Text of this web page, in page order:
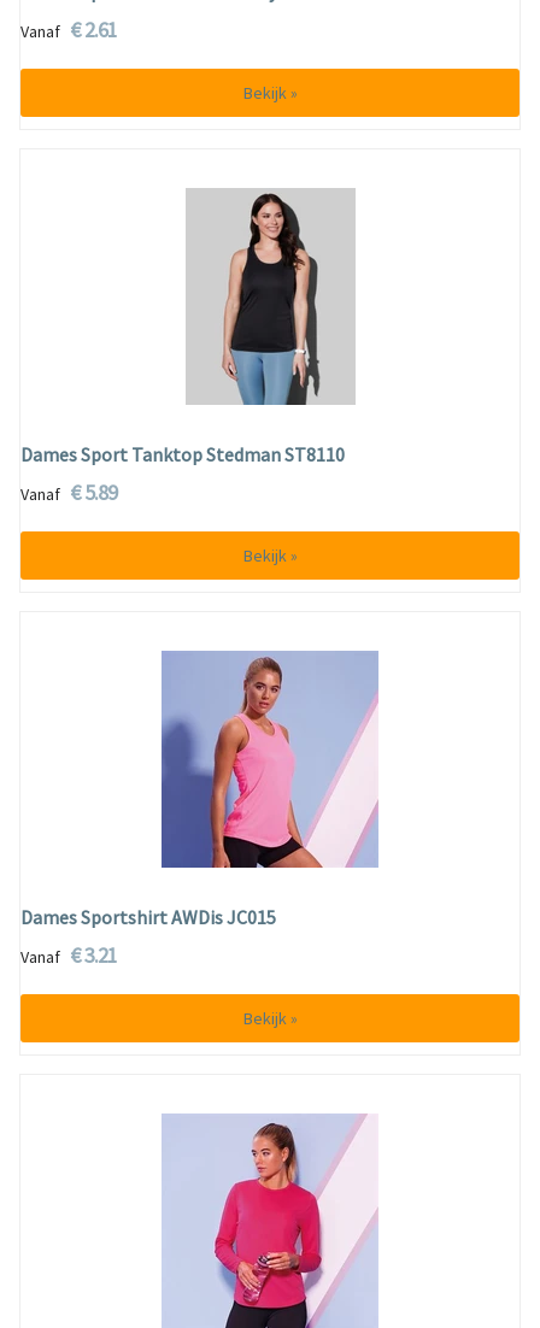
Vanaf € 2.61
Bekijk »
Dames Sport Tanktop Stedman ST8110
Vanaf € 5.89
Bekijk »
Dames Sportshirt AWDis JC015
Vanaf € 3.21
Bekijk »